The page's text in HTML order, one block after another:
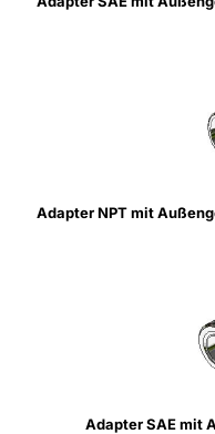
Adapter NPT mit
Adapter SAE mit